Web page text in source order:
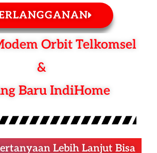
Orbit Telkomsel
&
Baru IndiHome
Lebih Lanjut Bisa